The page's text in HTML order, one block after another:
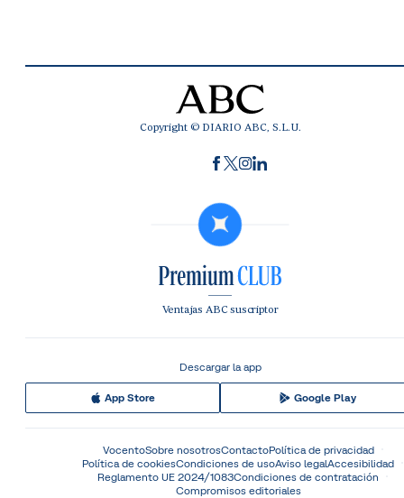
Copyright © DIARIO ABC, S.L.U.
Ventajas ABC suscriptor
Descargar la app
App Store Google Play
VocentoSobre nosotrosContactoPolítica de privacidad
Política de cookiesCondiciones de usoAviso legalAccesibilidad
Reglamento UE 2024/1083Condiciones de contratación
Compromisos editoriales